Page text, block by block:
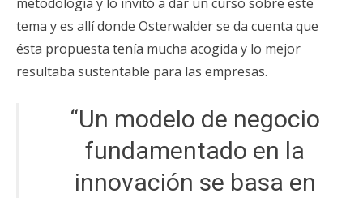
tema y es allí donde Osterwalder se da cuenta que
ésta propuesta tenía mucha acogida y lo mejor
resultaba sustentable para las empresas.
“Un modelo de negocio
fundamentado en la
innovación se basa en